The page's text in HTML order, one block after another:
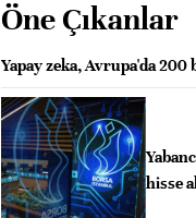
Öne Çıkanlar
Yapay zeka, Avrupa'da 200
hisse